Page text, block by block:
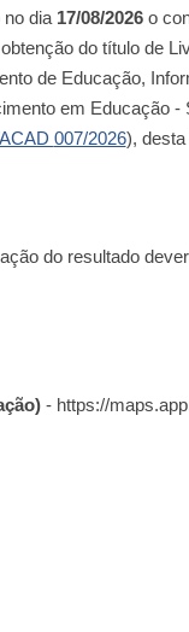
no dia 17/08/2026o
do título de
de Educação,
em Educação -
007/2026), desta
do resultado
- https://